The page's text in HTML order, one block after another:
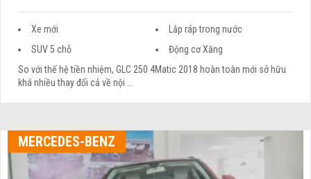
Xe mới
Lắp ráp trong nước
SUV 5 chỗ
Động cơ Xăng
So với thế hệ tiền nhiệm, GLC 250 4Matic 2018 hoàn toàn mới sở hữu
khá nhiều thay đổi cả về nội ...
MERCEDES-BENZ